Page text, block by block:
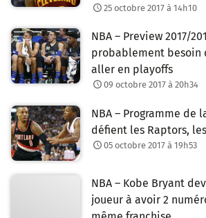
25 octobre 2017 à 14h10
NBA – Preview 2017/
probablement besoin
aller en playoffs
09 octobre 2017 à 20h34
NBA – Programme de
défient les Raptors,
05 octobre 2017 à 19h53
NBA – Kobe Bryant
joueur à avoir 2